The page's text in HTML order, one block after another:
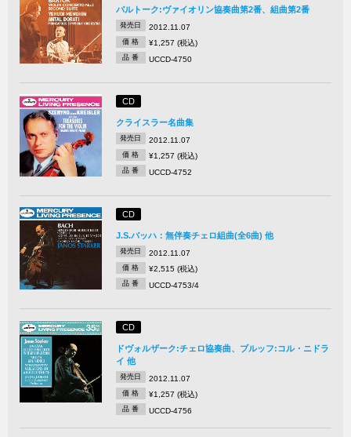
バルトーク:ヴァイオリン協奏曲第2番、組曲第2番
発売日 2012.11.07
価 格 ¥1,257 (税込)
品 番 UCCD-4750
CD
クライスラー名曲集
発売日 2012.11.07
価 格 ¥1,257 (税込)
品 番 UCCD-4752
CD
J.S.バッハ：無伴奏チェロ組曲(全6曲) 他
発売日 2012.11.07
価 格 ¥2,515 (税込)
品 番 UCCD-4753/4
CD
ドヴォルザーク:チェロ協奏曲、ブルッフ:コル・ニドラ
イ 他
発売日 2012.11.07
価 格 ¥1,257 (税込)
品 番 UCCD-4756